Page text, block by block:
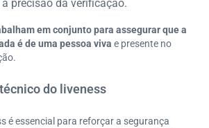
precisão da verificação.
em conjunto para assegurar que a
é de uma pessoa viva e presente no
do liveness
é essencial para reforçar a segurança